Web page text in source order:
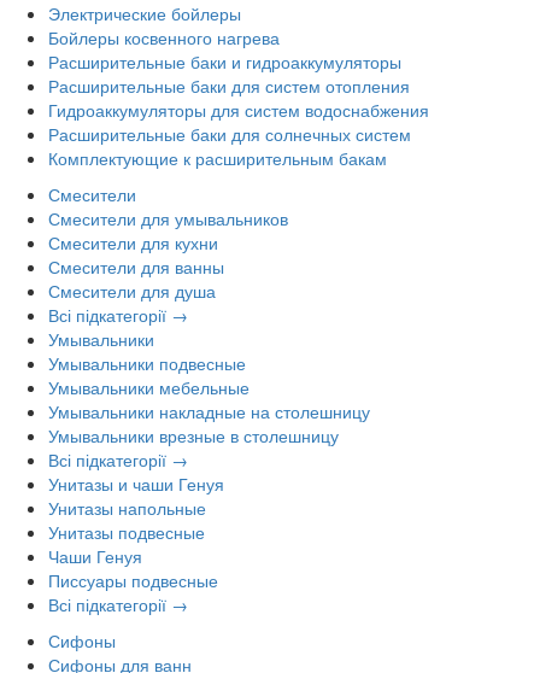
Электрические бойлеры
Бойлеры косвенного нагрева
Расширительные баки и гидроаккумуляторы
Расширительные баки для систем отопления
Гидроаккумуляторы для систем водоснабжения
Расширительные баки для солнечных систем
Комплектующие к расширительным бакам
Смесители
Смесители для умывальников
Смесители для кухни
Смесители для ванны
Смесители для душа
Всі підкатегорії →
Умывальники
Умывальники подвесные
Умывальники мебельные
Умывальники накладные на столешницу
Умывальники врезные в столешницу
Всі підкатегорії →
Унитазы и чаши Генуя
Унитазы напольные
Унитазы подвесные
Чаши Генуя
Писсуары подвесные
Всі підкатегорії →
Сифоны
Сифоны для ванн